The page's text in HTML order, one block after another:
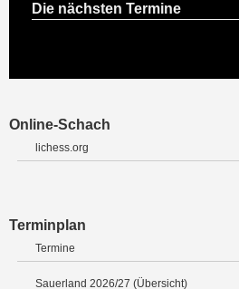
Die nächsten Termine
Online-Schach
lichess.org
Terminplan
Termine
Sauerland 2026/27 (Übersicht)